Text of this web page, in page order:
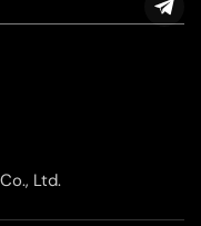
Ltd.